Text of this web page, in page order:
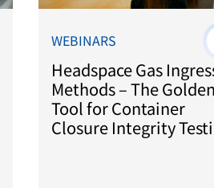
WEBINARS
Headspace Gas
Methods – The Golden
Tool for Container
Closure Integrity